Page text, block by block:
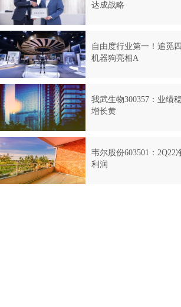
达成战略
自由度行业第一！追觅
机器狗亮相A
我武生物300357：业绩
增长黄
韦尔股份603501：2Q22
利润